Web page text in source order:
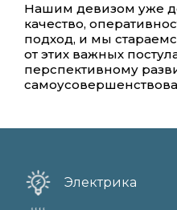
Нашим девизом уже
качество,
подход, и мы
от этих важных
перспективному
Электрика